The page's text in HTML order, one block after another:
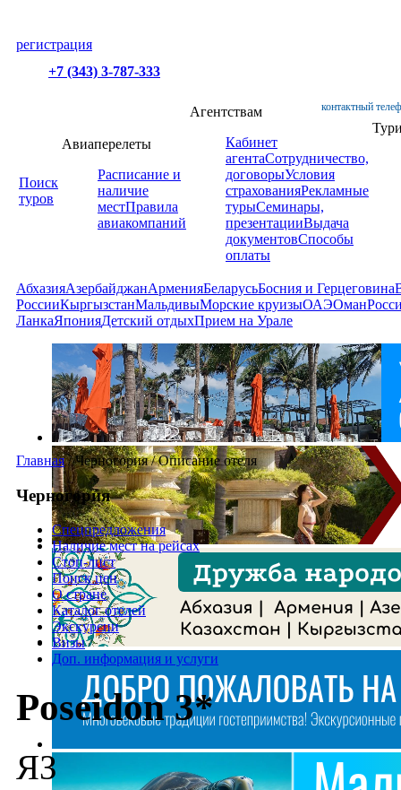
регистрация
+7 (343) 3-787-333
контактный
Поиск
туров
Авиаперелеты
Расписание и
наличие
местПравила
авиакомпаний
Агентствам
Кабинет
агентаСотрудничество,
договорыУсловия
страхованияРекламные
турыСеминары,
презентацииВыдача
документовСпособы
оплаты
АбхазияАзербайджанАрменияБеларусьБосния и Герцеговина
РоссииКыргызстанМальдивыМорские круизыОАЭОман
ЛанкаЯпонияДетский отдыхПрием на Урале
Главная /Черногория/Описание отеля
Черногория
Спецпредложения
Наличие мест на рейсах
Стоп-лист
Поиск цен
О стране
Каталог отелей
Экскурсии
Визы
Доп. информация и услуги
Poseidon 3*
ЯЗ